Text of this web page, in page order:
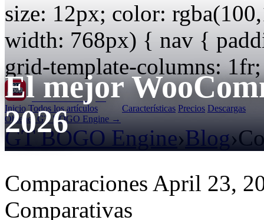
size: 12px; color:
width: 768px) { nav {
grid-template-columns:
GT BOGOEngine
Inicio Todos los artículos Características Precios Descargas
Obtener GT BOGO Engine →
GT BOGO Engine›Blog›
El mejor
2026
Comparaciones April 23,
Comparativas